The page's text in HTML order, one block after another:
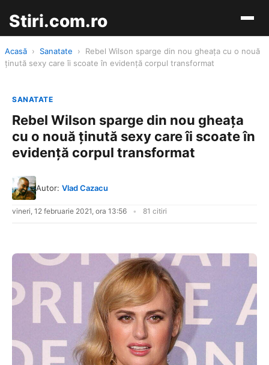
Stiri.com.ro
Acasă › Sanatate ›
Rebel Wilson sparge din nou gheața cu o nouă
ținută sexy care îi scoate în evidență corpul transformat
SANATATE
Rebel Wilson sparge din nou gheața
cu o nouă ținută sexy care îi scoate în
evidență corpul transformat
Autor: Vlad Cazacu
vineri, 12 februarie 2021, ora 13:56 81 citiri